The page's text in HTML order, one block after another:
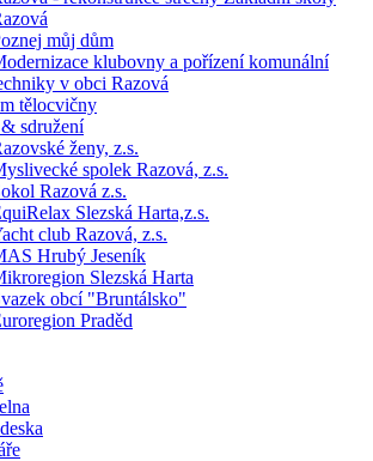
můj dům
klubovny a pořízení komunální
v obci Razová
tělocvičny
sdružení
ženy, z.s.
spolek Razová, z.s.
Razová z.s.
Slezská Harta,z.s.
club Razová, z.s.
Hrubý Jeseník
Slezská Harta
obcí "Bruntálsko"
Praděd